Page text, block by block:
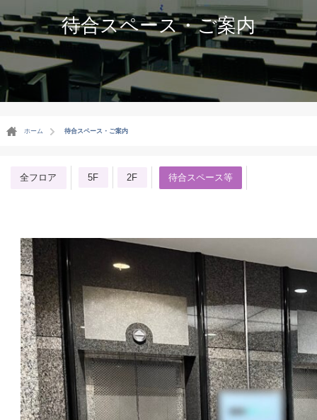
待合スペース・ご案内
ホーム 待合スペース・ご案内
全フロア 5F 2F 待合スペース等